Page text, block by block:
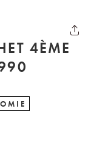
4ÈME
CLASSÉ 1990